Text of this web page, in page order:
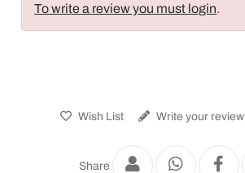
To write a review you must login.
Wish List Write your review
Share